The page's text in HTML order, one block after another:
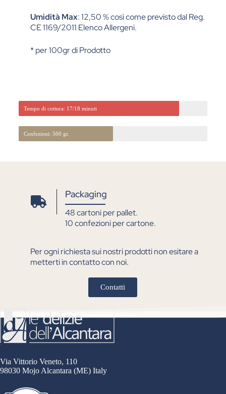
Umidità Max: 12,50 % così come previsto dal Reg.
CE 1169/2011 Elenco Allergeni.
* per 100gr di Prodotto
Tempo di cottura: 17/18 minuti
Confezioni: 500 gr.
Packaging
48 cartoni per pallet.
10 confezioni per cartone.
Per ogni richiesta sui nostri prodotti non esitare a
metterti in contatto con noi.
Contatti
Via Vittorio Veneto, 110
98030 Mojo Alcantara (ME) Italy